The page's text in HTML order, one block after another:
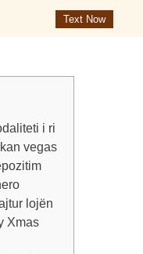
Text Now
i ri
vegas
lojën
Xmas